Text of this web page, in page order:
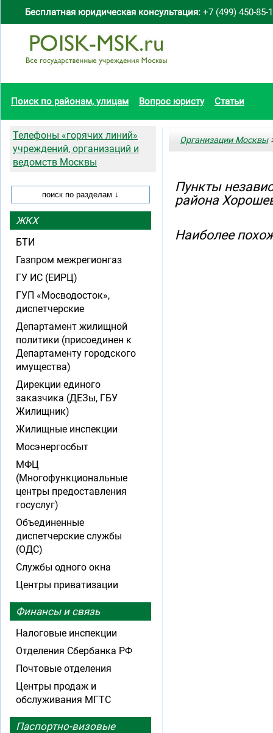
Бесплатная юридическая консультация: +7 (499) 450-85-
Поиск по районам, улицам Вопрос юристу Статьи
Организации Москвы
Пункты
района
Наиболее
Телефоны «горячих линий»
учреждений, организаций и
ведомств Москвы
ЖКХ
БТИ
Газпром межрегионгаз
ГУ ИС (ЕИРЦ)
ГУП «Мосводосток»,
диспетчерские
Департамент жилищной
политики (присоединен к
Департаменту городского
имущества)
Дирекции единого
заказчика (ДЕЗы, ГБУ
Жилищник)
Жилищные инспекции
Мосэнергосбыт
МФЦ
(Многофункциональные
центры предоставления
госуслуг)
Объединенные
диспетчерские службы
(ОДС)
Службы одного окна
Центры приватизации
Финансы и связь
Налоговые инспекции
Отделения Сбербанка РФ
Почтовые отделения
Центры продаж и
обслуживания МГТС
Паспортно-визовые